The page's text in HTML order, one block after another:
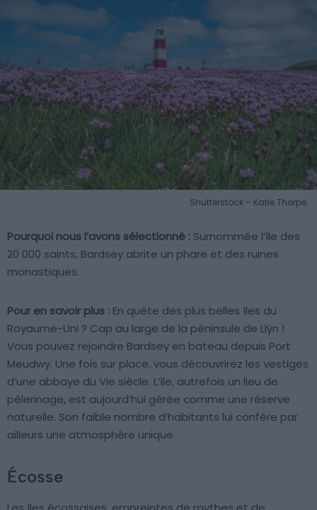
Shutterstock – Katie Thorpe
Pourquoi nous l’avons sélectionné : Surnommée l’île des
20 000 saints, Bardsey abrite un phare et des ruines
monastiques.
Pour en savoir plus : En quête des plus belles îles du
Royaume-Uni ? Cap au large de la péninsule de Llŷn !
Vous pouvez rejoindre Bardsey en bateau depuis Port
Meudwy. Une fois sur place, vous découvrirez les vestiges
d’une abbaye du VIe siècle. L’île, autrefois un lieu de
pèlerinage, est aujourd’hui gérée comme une réserve
naturelle. Son faible nombre d’habitants lui confère par
ailleurs une atmosphère unique.
Écosse